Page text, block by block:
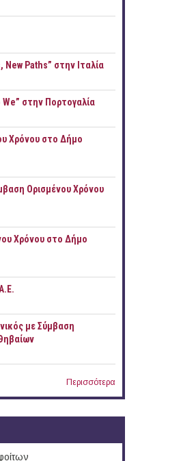
Paths” στην Ιταλία
στην Πορτογαλία
Χρόνου στο Δήμο
Ορισμένου Χρόνου
Χρόνου στο Δήμο
με Σύμβαση
Περισσότερα